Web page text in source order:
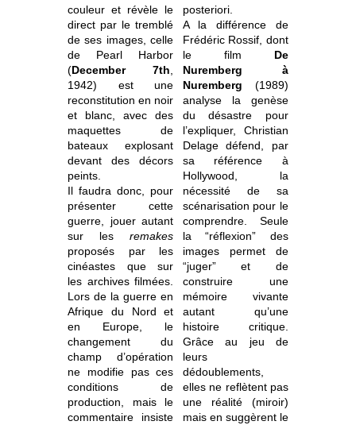
couleur et révèle le
direct par le tremblé
de ses images, celle
de Pearl Harbor
(December 7th,
1942) est une
reconstitution en noir
et blanc, avec des
maquettes de
bateaux explosant
devant des décors
peints.
Il faudra donc, pour
présenter cette
guerre, jouer autant
sur lesremakes
proposés par les
cinéastes que sur
les archives filmées.
Lors de la guerre en
Afrique du Nord et
en Europe, le
changement du
champ d’opération
ne modifie pas ces
conditions de
production, mais le
commentaire insiste
posteriori.
A la différence de
Frédéric Rossif, dont
le film De
Nuremberg à
Nuremberg (1989)
analyse la genèse
du désastre pour
l’expliquer, Christian
Delage défend, par
sa référence à
Hollywood, la
nécessité de sa
scénarisation pour le
comprendre. Seule
la “réflexion” des
images permet de
“juger” et de
construire une
mémoire vivante
autant qu’une
histoire critique.
Grâce au jeu de
leurs
dédoublements,
elles ne reflètent pas
une réalité (miroir)
mais en suggèrent le